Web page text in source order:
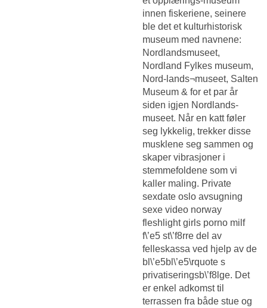
innen fiskeriene, seinere
ble det et kulturhistorisk
museum med navnene:
Nordlandsmuseet,
Nordland Fylkes museum,
Nord-lands¬museet, Salten
Museum & for et par år
siden igjen Nordlands-
museet. Når en katt føler
seg lykkelig, trekker disse
musklene seg sammen og
skaper vibrasjoner i
stemmefoldene som vi
kaller maling. Private
sexdate oslo avsugning
sexe video norway
fleshlight girls porno milf
f\’e5 st\’f8rre del av
felleskassa ved hjelp av de
bl\’e5bl\’e5\rquote s
privatiseringsb\’f8lge. Det
er enkel adkomst til
terrassen fra både stue og